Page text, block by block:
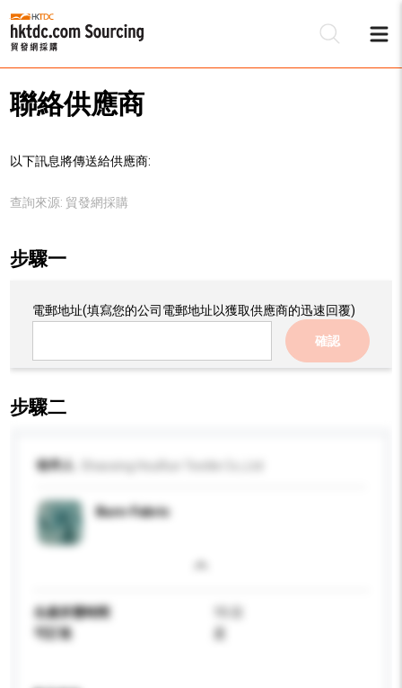
聯絡供應商
以下訊息將傳送給供應商:
查詢來源: 貿發網採購
步驟一
電郵地址(填寫您的公司電郵地址以獲取供應商的迅速回覆)
確認
步驟二
收件人
Burn-Fabric
生產所需時間
可訂造
是